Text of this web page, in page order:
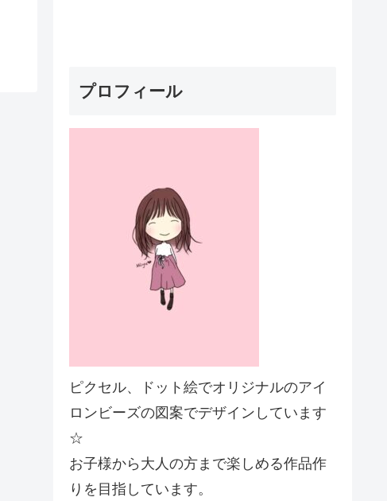
プロフィール
ピクセル、ドット絵でオリジナルのアイ
ロンビーズの図案でデザインしています
☆
お子様から大人の方まで楽しめる作品作
りを目指しています。